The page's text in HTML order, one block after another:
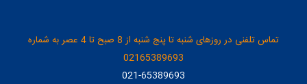
تماس تلفنی در روزهای شنبه تا پنج شنبه از 8 صبح تا 4 عصر به شماره
02165389693
021-65389693